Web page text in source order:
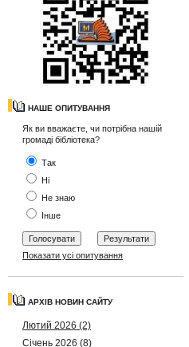
НАШЕ ОПИТУВАННЯ
Як ви вважаєте, чи потрібна нашій
громаді бібліотека?
Так
Ні
Не знаю
Інше
Показати усі опитування
АРХІВ НОВИН САЙТУ
Лютий 2026 (2)
Січень 2026 (8)